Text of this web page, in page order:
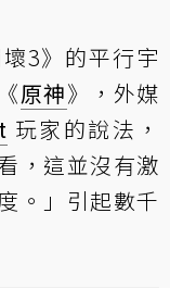
3》的平行宇
原神》，外媒
玩家的說法，
，這並沒有激
。」引起數千